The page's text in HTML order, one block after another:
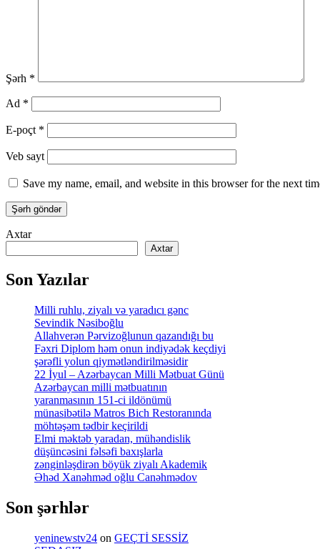
Şərh *
Ad *
E-poçt *
Veb sayt
Save my name, email, and website in this browser for the next
Axtar
Axtar
Son Yazılar
Milli ruhlu, ziyalı və yaradıcı gənc
Sevindik Nəsiboğlu
Allahverən Pərvizoğlunun qazandığı bu
Fəxri Diplom həm onun indiyədək keçdiyi
şərəfli yolun qiymətləndirilməsidir
22 İyul – Azərbaycan Milli Mətbuat Günü
Azərbaycan milli mətbuatının
yaranmasının 151-ci ildönümü
münasibətilə Matros Bich Restoranında
möhtəşəm tədbir keçirildi
Elmi məktəb yaradan, mühəndislik
düşüncəsini fəlsəfi baxışlarla
zənginləşdirən böyük ziyalı Akademik
Əhəd Xanəhməd oğlu Canəhmədov
Son şərhlər
yeninewstv24 on GEÇTİ SESSİZ